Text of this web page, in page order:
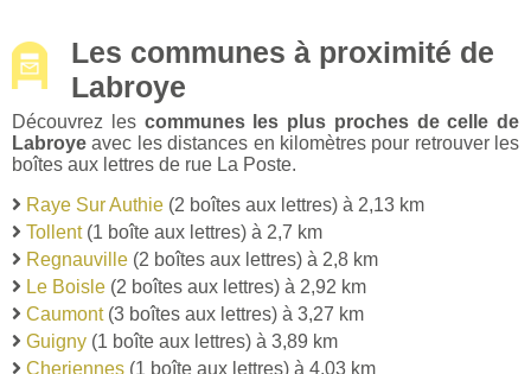
Les communes à proximité de
Labroye
Découvrez les communes les plus proches de celle de
Labroye avec les distances en kilomètres pour retrouver les
boîtes aux lettres de rue La Poste.
Raye Sur Authie (2 boîtes aux lettres) à 2,13 km
Tollent(1 boîte aux lettres) à 2,7 km
Regnauville (2 boîtes aux lettres) à 2,8 km
Le Boisle (2 boîtes aux lettres) à 2,92 km
Caumont(3 boîtes aux lettres) à 3,27 km
Guigny (1 boîte aux lettres) à 3,89 km
Cheriennes (1 boîte aux lettres) à 4,03 km